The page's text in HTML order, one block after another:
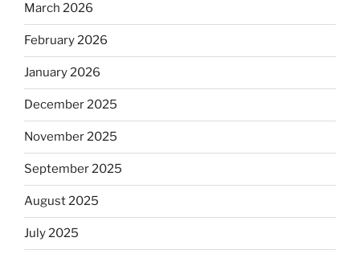
March 2026
February 2026
January 2026
December 2025
November 2025
September 2025
August 2025
July 2025